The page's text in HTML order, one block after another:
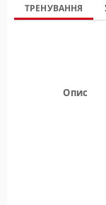
ТРЕНУВАННЯ
Опис